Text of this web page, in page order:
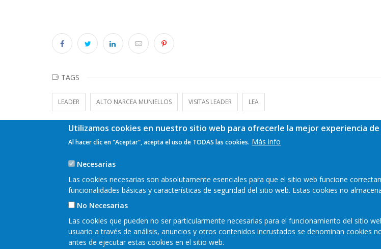
TAGS
LEADER ALTO NARCEA MUNIELLOS VISITAS LEADER LEA
READER 2018©
Utilizamos cookies en nuestro sitio web para ofrecerle la mejor experiencia
Al hacer clic en "Aceptar", acepta el uso de TODAS las cookies. Más info
Necesarias
Las cookies necesarias son absolutamente esenciales para que el sitio web funcione
funcionalidades básicas y características de seguridad del sitio web. Estas cookies no
No Necesarias
Las cookies que pueden no ser particularmente necesarias para el funcionamiento del sitio
usuario a través de análisis, anuncios y otros contenidos incrustados se denominan cookies
antes de ejecutar estas cookies en el sitio web.